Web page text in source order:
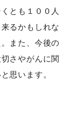
とも１００人
るかもしれな
また、今後の
さやがんに関
思います。